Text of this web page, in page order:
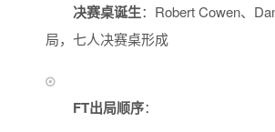
决赛桌诞生：Robert Cowen、
局，七人决赛桌形成
FT出局顺序：